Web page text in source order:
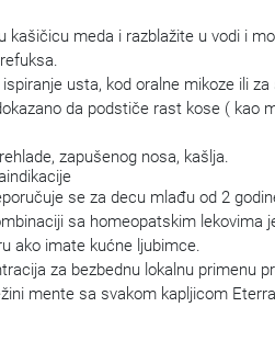
kašičicu meda i razblažite u vodi i
usta, kod oralne mikoze ili za
da podstiče rast kose ( kao
zapušenog nosa, kašlja.
se za decu mlađu od 2
sa homeopatskim lekovima
ako imate kućne ljubimce.
za bezbednu lokalnu primenu
mente sa svakom kapljicom